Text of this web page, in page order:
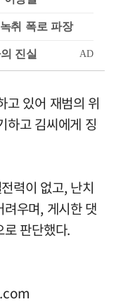
취 폭로 파장
고 있어 재범의 위
하고 김씨에게 징
력이 없고, 난치
우며, 게시한 댓
판단했다.